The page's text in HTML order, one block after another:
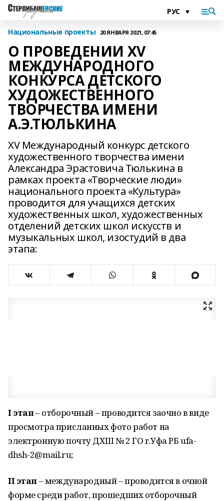
Национальные проекты 20 ЯНВАРЯ 2021, 07:45
О ПРОВЕДЕНИИ ХV
МЕЖДУНАРОДНОГО
КОНКУРСА ДЕТСКОГО
ХУДОЖЕСТВЕННОГО
ТВОРЧЕСТВА ИМЕНИ
А.Э.ТЮЛЬКИНА
ХV Международный конкурс детского
художественного творчества имени
Александра Эрастовича Тюлькина в
рамках проекта «Творческие люди»
национального проекта «Культура»
проводится для учащихся детских
художественных школ, художественных
отделений детских школ искусств и
музыкальных школ, изостудий в два
этапа:
I этап– отборочный – проводится заочно в виде
просмотра присланных фото работ на
электронную почту ДХШ № 2 ГО г.Уфа РБ ufa-
dhsh-2@mail.ru;
II этап– международный – проводится в очной
форме среди работ, прошедших отборочный